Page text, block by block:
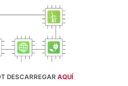
DESCARREGAR AQUÍ